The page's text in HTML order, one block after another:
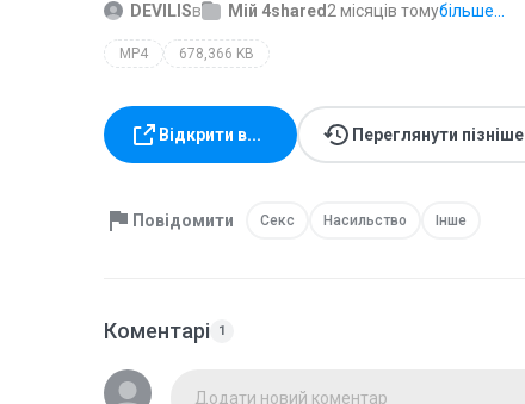
DEVILISв Мій 4shared 2 місяців томубільше...
MP4 678,366 KB
Відкрити в... Переглянути пізніше
Повідомити Секс Насильство Інше
Коментарі 1
Додати новий коментар